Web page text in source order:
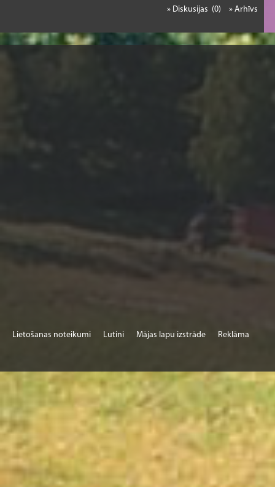
» Arhīvs
» Diskusijas (0)
Lietošanas noteikumi Lutini Mājas lapu izstrāde Reklāma